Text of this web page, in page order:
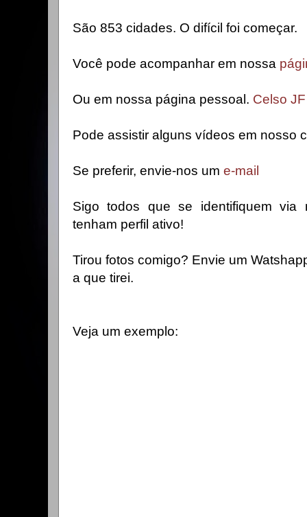
São 853 cidades. O difícil foi começar.
Você pode acompanhar em nossa
Ou em nossa página pessoal. Celso JF
Pode assistir alguns vídeos em nosso
Se preferir, envie-nos um e-mail
Sigo todos que se identifiquem via
tenham perfil ativo!
Tirou fotos comigo? Envie um
a que tirei.
Veja um exemplo: